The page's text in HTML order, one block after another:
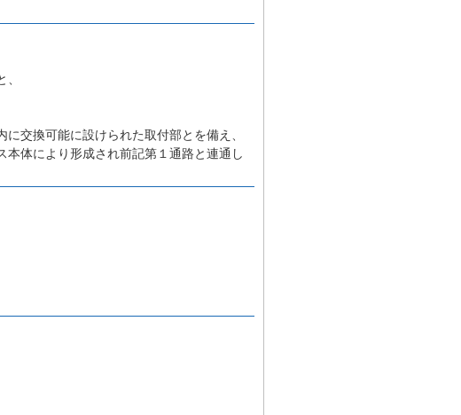
交換可能に設けられた取付部とを備え、
体により形成され前記第１通路と連通し